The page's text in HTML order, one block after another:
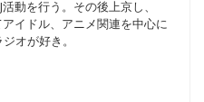
動を行う。その後上京し、
イドル、アニメ関連を中心に
オが好き。